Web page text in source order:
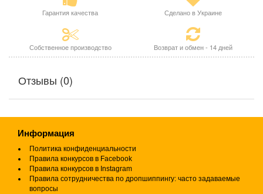
Гарантия качества Сделано в Украине
Собственное производство Возврат и обмен - 14 дней
Отзывы (0)
Информация
Политика конфиденциальности
Правила конкурсов в Facebook
Правила конкурсов в Instagram
Правила сотрудничества по дропшиппингу: часто задаваемые
вопросы